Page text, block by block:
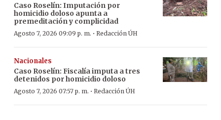
Caso Roselín: Imputación por
homicidio doloso apunta a
premeditación y complicidad
Agosto 7, 2026 09:09 p. m. · Redacción ÚH
Nacionales
Caso Roselín: Fiscalía imputa a tres
detenidos por homicidio doloso
Agosto 7, 2026 07:57 p. m. · Redacción ÚH